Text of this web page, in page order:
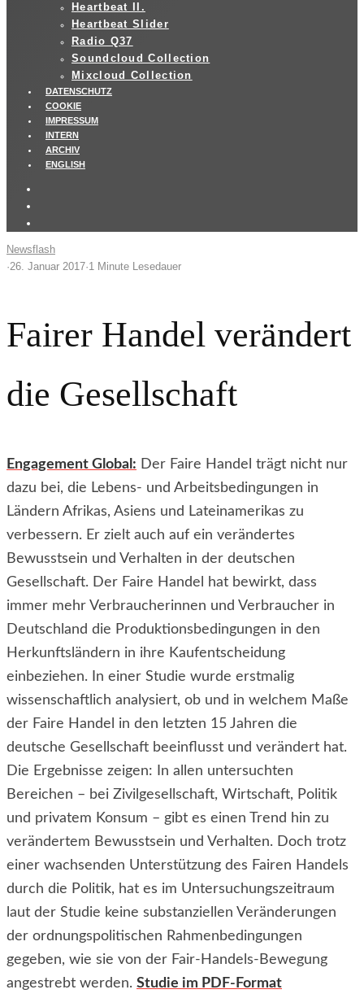
Heartbeat II.
Heartbeat Slider
Radio Q37
Soundcloud Collection
Mixcloud Collection
DATENSCHUTZ
COOKIE
IMPRESSUM
INTERN
ARCHIV
ENGLISH
Newsflash
·26. Januar 2017·1 Minute Lesedauer
Fairer Handel verändert
die Gesellschaft
Engagement Global: Der Faire Handel trägt nicht nur
dazu bei, die Lebens- und Arbeitsbedingungen in
Ländern Afrikas, Asiens und Lateinamerikas zu
verbessern. Er zielt auch auf ein verändertes
Bewusstsein und Verhalten in der deutschen
Gesellschaft. Der Faire Handel hat bewirkt, dass
immer mehr Verbraucherinnen und Verbraucher in
Deutschland die Produktionsbedingungen in den
Herkunftsländern in ihre Kaufentscheidung
einbeziehen. In einer Studie wurde erstmalig
wissenschaftlich analysiert, ob und in welchem Maße
der Faire Handel in den letzten 15 Jahren die
deutsche Gesellschaft beeinflusst und verändert hat.
Die Ergebnisse zeigen: In allen untersuchten
Bereichen – bei Zivilgesellschaft, Wirtschaft, Politik
und privatem Konsum – gibt es einen Trend hin zu
verändertem Bewusstsein und Verhalten. Doch trotz
einer wachsenden Unterstützung des Fairen Handels
durch die Politik, hat es im Untersuchungszeitraum
laut der Studie keine substanziellen Veränderungen
der ordnungspolitischen Rahmenbedingungen
gegeben, wie sie von der Fair-Handels-Bewegung
angestrebt werden. Studie im PDF-Format